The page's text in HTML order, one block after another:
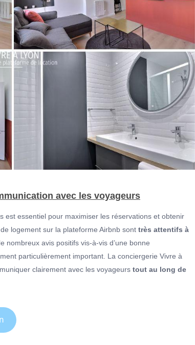
avec les voyageurs
est essentiel pour maximiser les réservations et obtenir
logement sur la plateforme Airbnb sont très attentifs à
nombreux avis positifs vis-à-vis d’une bonne
particulièrement important. La conciergerie Vivre à
clairement avec les voyageurs tout au long de